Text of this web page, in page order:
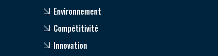
Environnement
Compétitivité
Innovation